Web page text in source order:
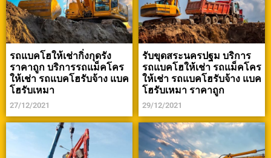
รถแบคโฮให้เช่ากิ่งกุดรัง
ราคาถูก บริการรถแม็คโคร
ให้เช่า รถแบคโฮรับจ้าง แบค
โฮรับเหมา
27/12/2021
รับขุดสระนครปฐม บริการ
รถแบคโฮให้เช่า รถแม็คโคร
ให้เช่า รถแบคโฮรับจ้าง แบค
โฮรับเหมา ราคาถูก
29/12/2021